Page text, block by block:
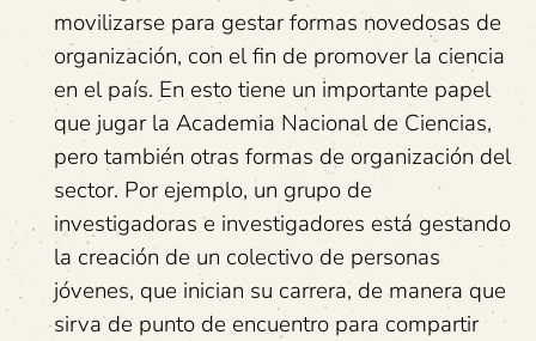
movilizarse para gestar formas novedosas de
organización, con el fin de promover la ciencia
en el país. En esto tiene un importante papel
que jugar la Academia Nacional de Ciencias,
pero también otras formas de organización del
sector. Por ejemplo, un grupo de
investigadoras e investigadores está gestando
la creación de un colectivo de personas
jóvenes, que inician su carrera, de manera que
sirva de punto de encuentro para compartir